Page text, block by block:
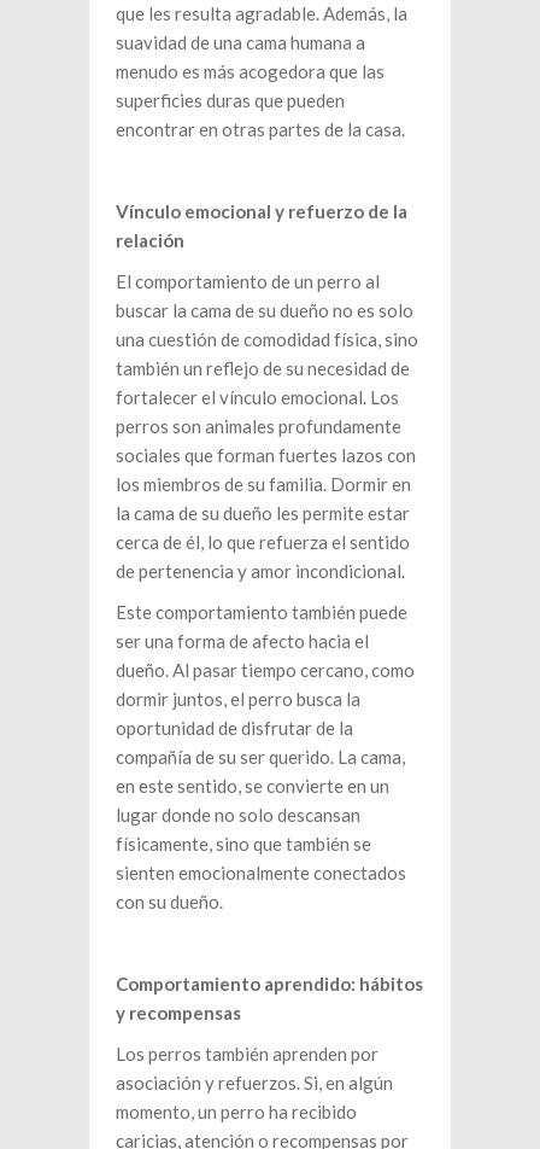
que les resulta agradable. Además, la
suavidad de una cama humana a
menudo es más acogedora que las
superficies duras que pueden
encontrar en otras partes de la casa.
Vínculo emocional y refuerzo de la
relación
El comportamiento de un perro al
buscar la cama de su dueño no es solo
una cuestión de comodidad física, sino
también un reflejo de su necesidad de
fortalecer el vínculo emocional. Los
perros son animales profundamente
sociales que forman fuertes lazos con
los miembros de su familia. Dormir en
la cama de su dueño les permite estar
cerca de él, lo que refuerza el sentido
de pertenencia y amor incondicional.
Este comportamiento también puede
ser una forma de afecto hacia el
dueño. Al pasar tiempo cercano, como
dormir juntos, el perro busca la
oportunidad de disfrutar de la
compañía de su ser querido. La cama,
en este sentido, se convierte en un
lugar donde no solo descansan
físicamente, sino que también se
sienten emocionalmente conectados
con su dueño.
Comportamiento aprendido: hábitos
y recompensas
Los perros también aprenden por
asociación y refuerzos. Si, en algún
momento, un perro ha recibido
caricias, atención o recompensas por